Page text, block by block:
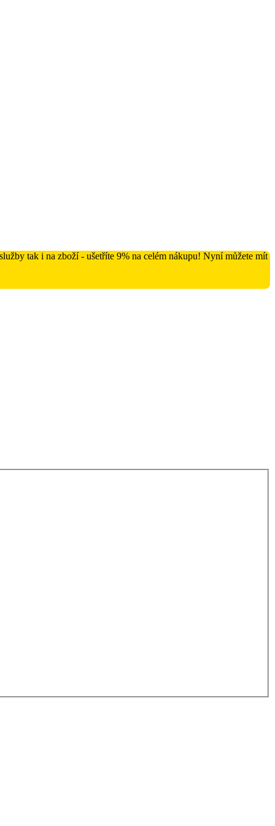
tak i na zboží - ušetříte 9% na celém nákupu! Nyní můžete mít